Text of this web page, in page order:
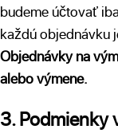
budeme účtovať
každú objednávku
Objednávky na
alebo výmene.
3. Podmienky